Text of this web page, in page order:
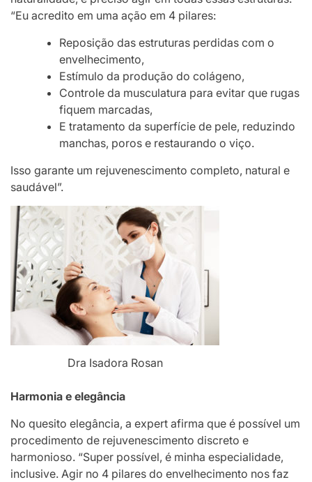
“Eu acredito em uma ação em 4 pilares:
Reposição das estruturas perdidas com o
envelhecimento,
Estímulo da produção do colágeno,
Controle da musculatura para evitar que rugas
fiquem marcadas,
E tratamento da superfície de pele, reduzindo
manchas, poros e restaurando o viço.
Isso garante um rejuvenescimento completo, natural e
saudável”.
Dra Isadora Rosan
Harmonia e elegância
No quesito elegância, a expert afirma que é possível um
procedimento de rejuvenescimento discreto e
harmonioso. “Super possível, é minha especialidade,
inclusive. Agir no 4 pilares do envelhecimento nos faz